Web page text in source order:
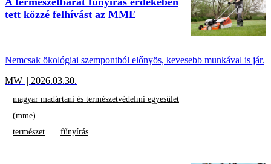
tett közzé felhívást az MME
Nemcsak ökológiai szempontból előnyös, kevesebb munkával is jár.
MW | 2026.03.30.
magyar madártani és természetvédelmi egyesület
(mme)
természet
fűnyírás